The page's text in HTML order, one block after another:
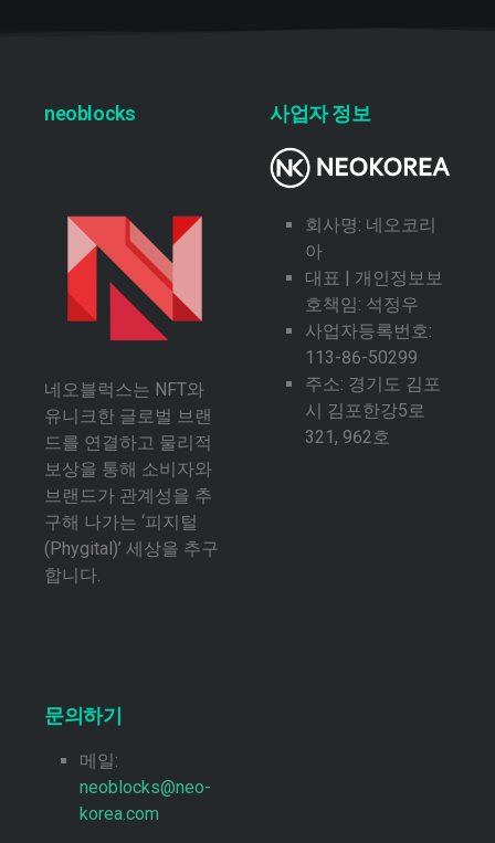
neoblocks
네오블럭스는 NFT와
유니크한 글로벌 브랜
드를 연결하고 물리적
보상을 통해 소비자와
브랜드가 관계성을 추
구해 나가는 ‘피지털
(Phygital)’ 세상을 추구
합니다.
문의하기
메일:
neoblocks@neo-
korea.com
사업자 정보
회사명: 네오코리
아
대표 | 개인정보보
호책임: 석정우
사업자등록번호:
113-86-50299
주소: 경기도 김포
시 김포한강5로
321, 962호